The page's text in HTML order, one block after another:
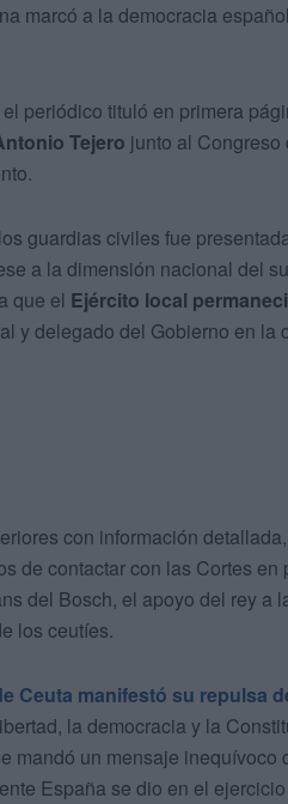
marcó a la democracia
periódico tituló en primera
Tejero junto al
guardias civiles fue
a la dimensión nacional del
que el Ejército local
y delegado del Gobierno en la
con información
de contactar con las Cortes
del Bosch, el apoyo del rey a
los ceutíes.
Ceuta manifestó su repulsa
la democracia y la
mandó un mensaje inequívoco
España se dio en el